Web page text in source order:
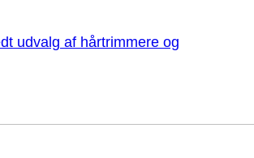
udvalg af hårtrimmere og